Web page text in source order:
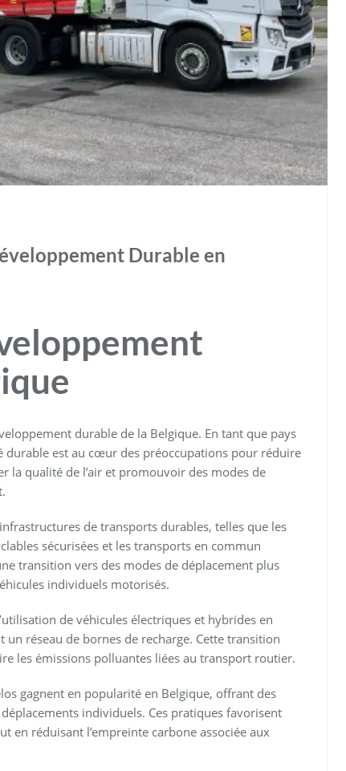
Durable en
durable de la Belgique. En tant que pays
est au cœur des préoccupations pour réduire
la qualité de l’air et promouvoir des modes de
de transports durables, telles que les
sécurisées et les transports en commun
transition vers des modes de déplacement plus
individuels motorisés.
de véhicules électriques et hybrides en
réseau de bornes de recharge. Cette transition
les émissions polluantes liées au transport routier.
gagnent en popularité en Belgique, offrant des
individuels. Ces pratiques favorisent
en réduisant l’empreinte carbone associée aux